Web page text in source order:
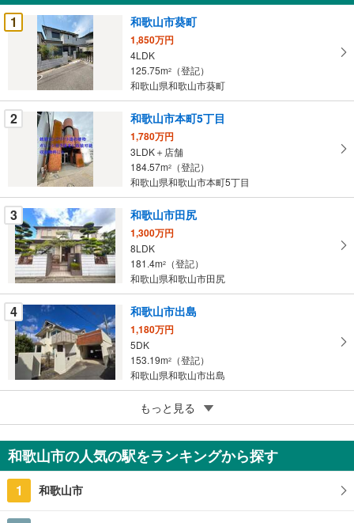
受
け
条
件
ー
ジ
に
保
存
す
る
1 和歌山市葵町
1,850万円
4LDK
125.75m2
（登記）
和歌山県和歌山市葵町
2 和歌山市本町5丁目
1,780万円
3LDK＋店舗
184.57m2
（登記）
和歌山県和歌山市本町5丁目
3 和歌山市田尻
1,300万円
8LDK
181.4m2
（登記）
和歌山県和歌山市田尻
4 和歌山市出島
1,180万円
5DK
153.19m2
（登記）
和歌山県和歌山市出島
和歌山市西庄
1,620万円
6LLDK
166.87m2（登記）
和歌山県和歌山市西庄
もっと見る
和歌山市の人気の駅をランキングから探す
1 和歌山市